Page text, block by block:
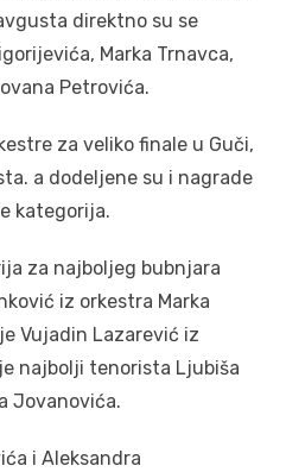
direktno su se
Marka Trnavca,
Petrovića.
za veliko finale u Guči,
a dodeljene su i nagrade
kategorija.
za najboljeg bubnjara
iz orkestra Marka
Vujadin Lazarević iz
najbolji tenorista Ljubiša
Jovanovića.
i Aleksandra